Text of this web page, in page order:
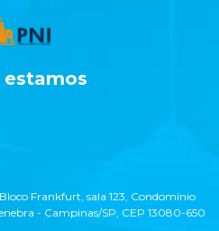
estamos
Frankfurt, sala 123, Condomínio
- Campinas/SP, CEP 13080-650